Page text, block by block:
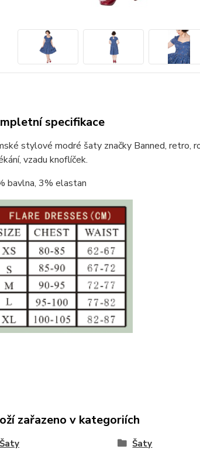
specifikace
stylové modré šaty značky Banned, retro,
vzadu knoflíček.
bavlna, 3% elastan
zařazeno v kategoriích
Šaty Šaty